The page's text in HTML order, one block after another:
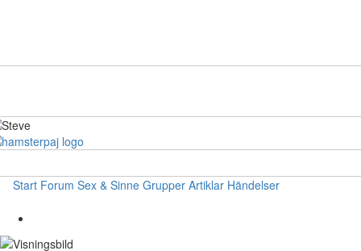
Start Forum Sex & Sinne Grupper Artiklar Händelser